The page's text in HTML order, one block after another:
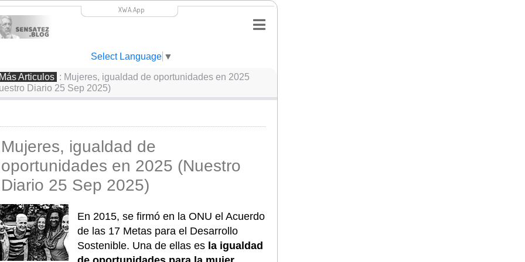
XWA.App
Select Language ▼
Articulos : Mujeres, igualdad de oportunidades en 2025
Diario 25 Sep 2025)
Mujeres, igualdad de
oportunidades en 2025 (Nuestro
Diario 25 Sep 2025)
En 2015, se firmó en la ONU el Acuerdo
de las 17 Metas para el Desarrollo
Sostenible. Una de ellas es la igualdad